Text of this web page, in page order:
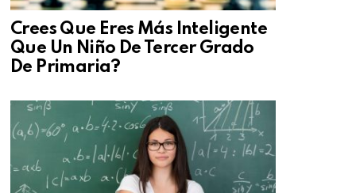
Crees Que Eres Más Inteligente
Que Un Niño De Tercer Grado
De Primaria?